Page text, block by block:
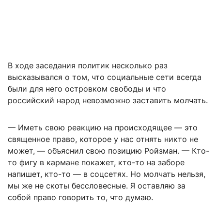
В ходе заседания политик несколько раз
высказывался о том, что социальные сети всегда
были для него островком свободы и что
российский народ невозможно заставить молчать.
— Иметь свою реакцию на происходящее — это
священное право, которое у нас отнять никто не
может, — объяснил свою позицию Ройзман. — Кто-
то фигу в кармане покажет, кто-то на заборе
напишет, кто-то — в соцсетях. Но молчать нельзя,
мы же не скоты бессловесные. Я оставляю за
собой право говорить то, что думаю.